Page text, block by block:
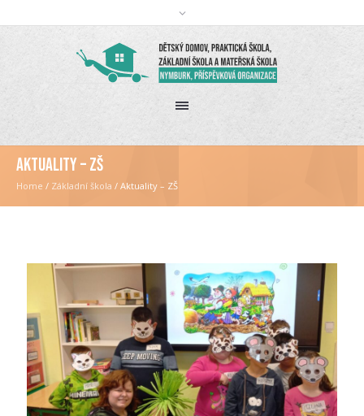
Aktuality – ZŠ
Home / Základní škola / Aktuality – ZŠ